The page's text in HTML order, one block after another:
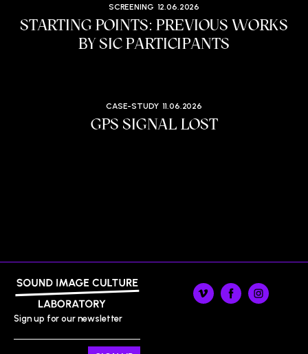
SCREENING 12.06.2026
STARTING POINTS: PREVIOUS WORKS
BY SIC PARTICIPANTS
CASE-STUDY 11.06.2026
GPS SIGNAL LOST
Sign up for our newsletter